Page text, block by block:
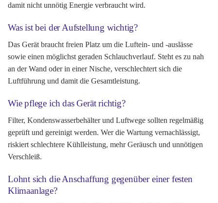
damit nicht unnötig Energie verbraucht wird.
Was ist bei der Aufstellung wichtig?
Das Gerät braucht freien Platz um die Luftein- und -auslässe
sowie einen möglichst geraden Schlauchverlauf. Steht es zu nah
an der Wand oder in einer Nische, verschlechtert sich die
Luftführung und damit die Gesamtleistung.
Wie pflege ich das Gerät richtig?
Filter, Kondenswasserbehälter und Luftwege sollten regelmäßig
geprüft und gereinigt werden. Wer die Wartung vernachlässigt,
riskiert schlechtere Kühlleistung, mehr Geräusch und unnötigen
Verschleiß.
Lohnt sich die Anschaffung gegenüber einer festen
Klimaanlage?